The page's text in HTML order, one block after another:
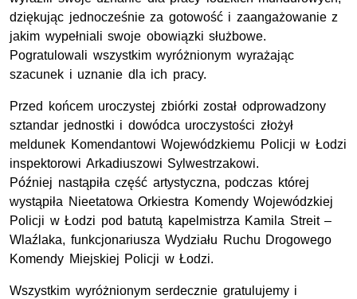
dziękując jednocześnie za gotowość i zaangażowanie z
jakim wypełniali swoje obowiązki służbowe.
Pogratulowali wszystkim wyróżnionym wyrażając
szacunek i uznanie dla ich pracy.
Przed końcem uroczystej zbiórki został odprowadzony
sztandar jednostki i dowódca uroczystości złożył
meldunek Komendantowi Wojewódzkiemu Policji w Łodzi
inspektorowi Arkadiuszowi Sylwestrzakowi.
Później nastąpiła część artystyczna, podczas której
wystąpiła Nieetatowa Orkiestra Komendy Wojewódzkiej
Policji w Łodzi pod batutą kapelmistrza Kamila Streit –
Wlaźlaka, funkcjonariusza Wydziału Ruchu Drogowego
Komendy Miejskiej Policji w Łodzi.
Wszystkim wyróżnionym serdecznie gratulujemy i